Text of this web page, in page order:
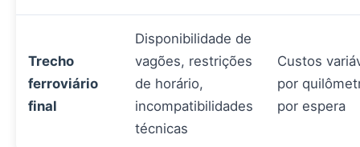
Trecho
ferroviário
final
Disponibilidade de
vagões, restrições
de horário,
incompatibilidades
técnicas
Custos
por
por espera